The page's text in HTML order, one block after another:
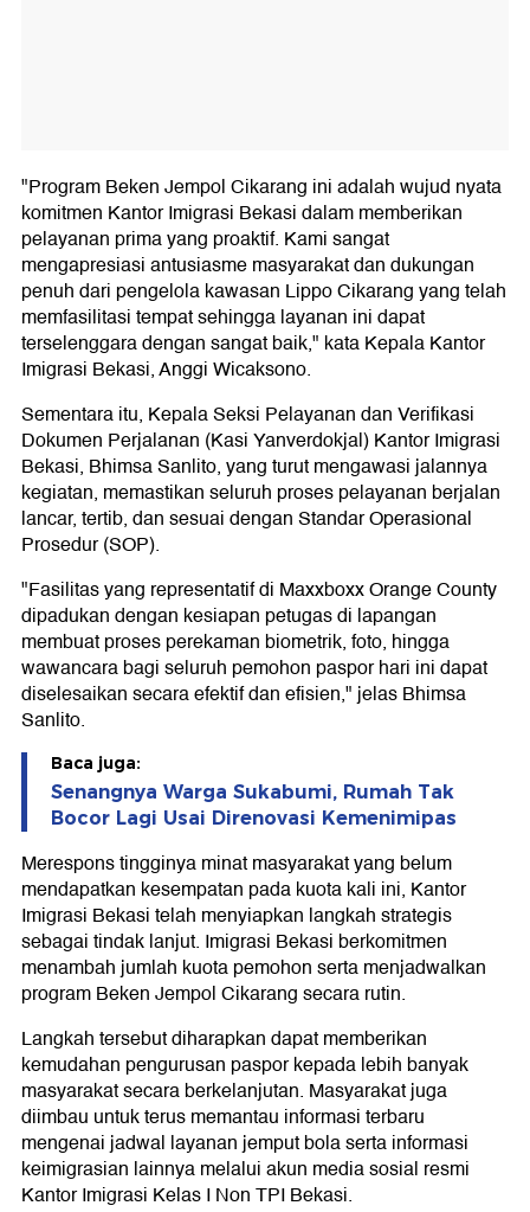
"Program Beken Jempol Cikarang ini adalah wujud nyata
komitmen Kantor Imigrasi Bekasi dalam memberikan
pelayanan prima yang proaktif. Kami sangat
mengapresiasi antusiasme masyarakat dan dukungan
penuh dari pengelola kawasan Lippo Cikarang yang telah
memfasilitasi tempat sehingga layanan ini dapat
terselenggara dengan sangat baik," kata Kepala Kantor
Imigrasi Bekasi, Anggi Wicaksono.
Sementara itu, Kepala Seksi Pelayanan dan Verifikasi
Dokumen Perjalanan (Kasi Yanverdokjal) Kantor Imigrasi
Bekasi, Bhimsa Sanlito, yang turut mengawasi jalannya
kegiatan, memastikan seluruh proses pelayanan berjalan
lancar, tertib, dan sesuai dengan Standar Operasional
Prosedur (SOP).
"Fasilitas yang representatif di Maxxboxx Orange County
dipadukan dengan kesiapan petugas di lapangan
membuat proses perekaman biometrik, foto, hingga
wawancara bagi seluruh pemohon paspor hari ini dapat
diselesaikan secara efektif dan efisien," jelas Bhimsa
Sanlito.
Baca juga:
Senangnya Warga Sukabumi, Rumah Tak
Bocor Lagi Usai Direnovasi Kemenimipas
Merespons tingginya minat masyarakat yang belum
mendapatkan kesempatan pada kuota kali ini, Kantor
Imigrasi Bekasi telah menyiapkan langkah strategis
sebagai tindak lanjut. Imigrasi Bekasi berkomitmen
menambah jumlah kuota pemohon serta menjadwalkan
program Beken Jempol Cikarang secara rutin.
Langkah tersebut diharapkan dapat memberikan
kemudahan pengurusan paspor kepada lebih banyak
masyarakat secara berkelanjutan. Masyarakat juga
diimbau untuk terus memantau informasi terbaru
mengenai jadwal layanan jemput bola serta informasi
keimigrasian lainnya melalui akun media sosial resmi
Kantor Imigrasi Kelas I Non TPI Bekasi.